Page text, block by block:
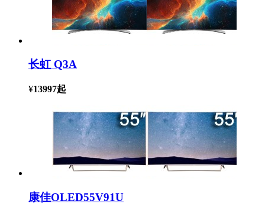
长虹 Q3A
¥13997起
康佳OLED55V91U